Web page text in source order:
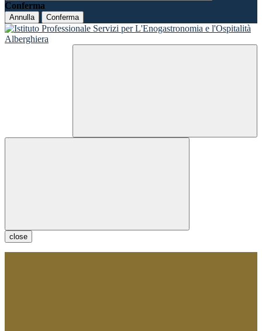
Conferma
Annulla Conferma
close